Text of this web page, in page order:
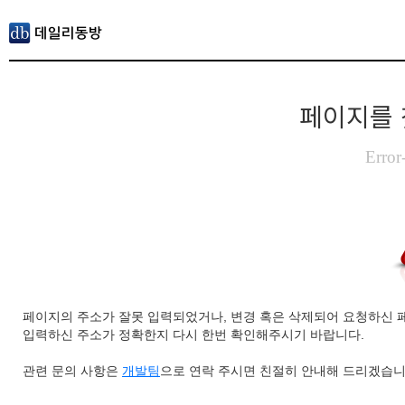
페이지를
페이지의 주소가 잘못 입력되었거나, 변경 혹은 삭제되어 요청하신
입력하신 주소가 정확한지 다시 한번 확인해주시기 바랍니다.
관련 문의 사항은 개발팀 으로 연락 주시면 친절히 안내해 드리겠습